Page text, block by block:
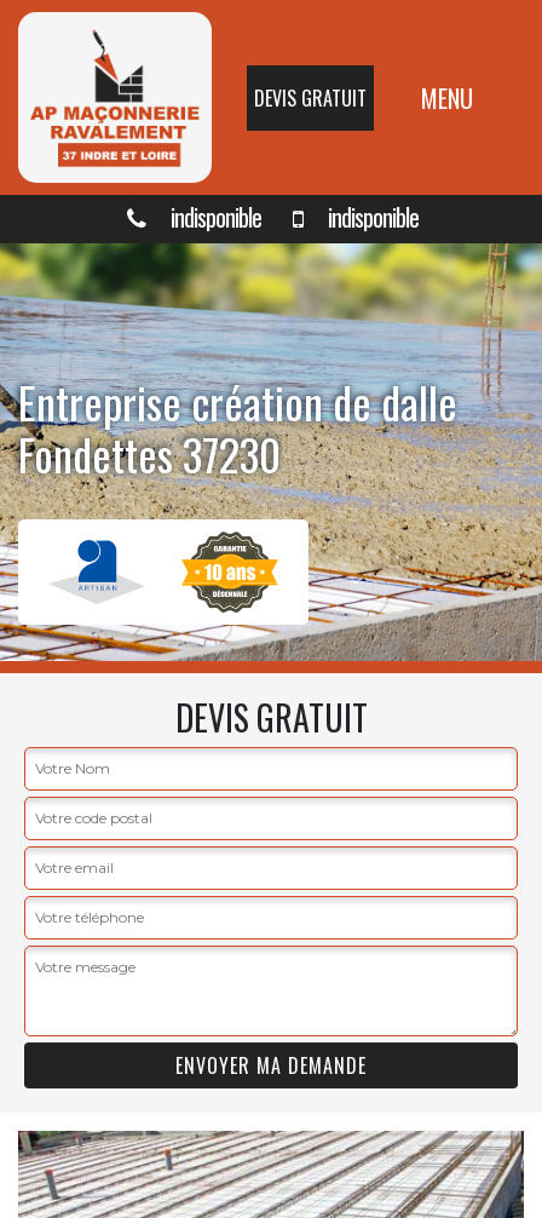
DEVIS GRATUIT MENU
indisponible indisponible
Entreprise création de dalle
Fondettes 37230
DEVIS GRATUIT